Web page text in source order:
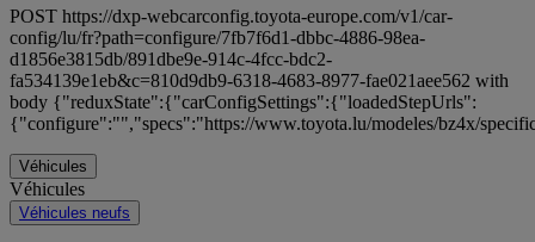
POST https://dxp-webcarconfig.toyota-europe.com/v1/car-
config/lu/fr?path=configure/7fb7f6d1-dbbc-4886-98ea-
d1856e3815db/891dbe9e-914c-4fcc-bdc2-
fa534139e1eb&c=810d9db9-6318-4683-8977-fae021aee562 with
body {"reduxState":{"carConfigSettings":{"loadedStepUrls":
{"configure":"","specs":"https://www.toyota.lu/modeles/bz4x/
Véhicules
Véhicules
Véhicules neufs